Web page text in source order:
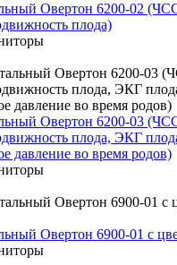
Овертон 6200-02
плода)
Овертон 6200-03
плода, ЭКГ
давление во время родов)
Овертон 6900-01 с